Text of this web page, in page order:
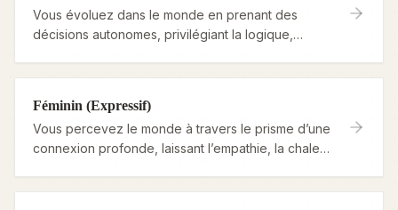
Vous évoluez dans le monde en prenant des
décisions autonomes, privilégiant la logique,
Féminin (Expressif)
Vous percevez le monde à travers le prisme d’une
connexion profonde, laissant l’empathie, la chaleur